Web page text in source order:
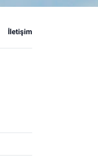
İletişim